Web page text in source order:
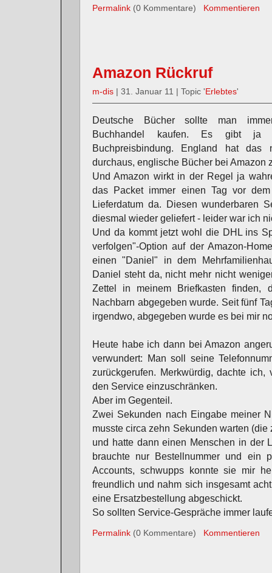
Permalink (0 Kommentare) Kommentieren
Amazon Rückruf
m-dis | 31. Januar 11 | Topic ' Erlebtes'
Deutsche Bücher sollte man
Buchhandel kaufen. Es gibt ja
Buchpreisbindung. England hat
durchaus, englische Bücher bei Amazon
Und Amazon wirkt in der Regel ja
das Packet immer einen Tag vor
Lieferdatum da. Diesen wunderbaren
diesmal wieder geliefert - leider war ich
Und da kommt jetzt wohl die DHL ins
verfolgen"-Option auf der Amazon-
einen "Daniel" in dem
Daniel steht da, nicht mehr nicht
Zettel in meinem Briefkasten finden,
Nachbarn abgegeben wurde. Seit fünf
irgendwo, abgegeben wurde es bei mir
Heute habe ich dann bei Amazon
verwundert: Man soll seine
zurückgerufen. Merkwürdig, dachte ich,
den Service einzuschränken.
Aber im Gegenteil.
Zwei Sekunden nach Eingabe meiner
musste circa zehn Sekunden warten
und hatte dann einen Menschen in der
brauchte nur Bestellnummer und ein
Accounts, schwupps konnte sie mir
freundlich und nahm sich insgesamt
eine Ersatzbestellung abgeschickt.
So sollten Service-Gespräche immer
Permalink (0 Kommentare) Kommentieren